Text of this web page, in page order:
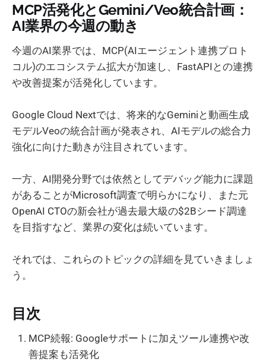
MCP活発化とGemini/Veo統合計画：
AI業界の今週の動き
今週のAI業界では、MCP(AIエージェント連携プロト
コル)のエコシステム拡大が加速し、FastAPIとの連携
や改善提案が活発化しています。
Google Cloud Nextでは、将来的なGeminiと動画生成
モデルVeoの統合計画が発表され、AIモデルの総合力
強化に向けた動きが注目されています。
一方、AI開発分野では依然としてデバッグ能力に課題
があることがMicrosoft調査で明らかになり、また元
OpenAI CTOの新会社が過去最大級の$2Bシード調達
を目指すなど、業界の変化は続いています。
それでは、これらのトピックの詳細を見ていきましょ
う。
目次
MCP続報: Googleサポートに加えツール連携や改
善提案も活発化